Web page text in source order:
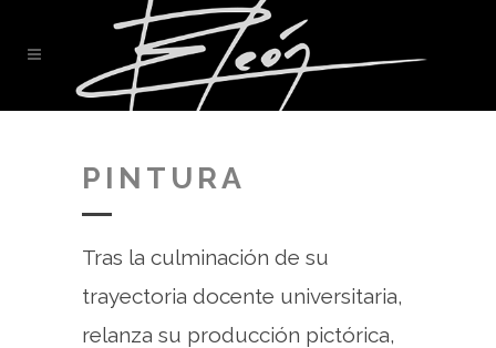
PINTURA
Tras la culminación de su
trayectoria docente universitaria,
relanza su producción pictórica,